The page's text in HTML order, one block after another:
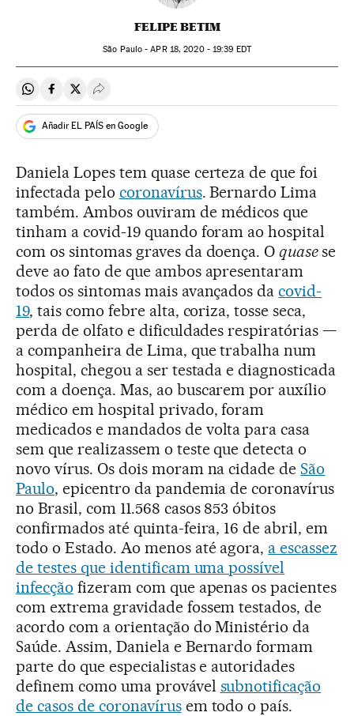
FELIPE BETIM
São Paulo -APR18, 2020 - 19:39 EDT
Compartir en Whatsapp
Compartir en Facebook
Compartir en Twitter
Desplegar Redes Sociales
Añadir EL PAÍS en Google
Daniela Lopes tem quase certeza de que foi
infectada pelo coronavírus. Bernardo Lima
também. Ambos ouviram de médicos que
tinham a covid-19 quando foram ao hospital
com os sintomas graves da doença. Oquasese
deve ao fato de que ambos apresentaram
todos os sintomas mais avançados dacovid-
19, tais como febre alta, coriza, tosse seca,
perda de olfato e dificuldades respiratórias —
a companheira de Lima, que trabalha num
hospital, chegou a ser testada e diagnosticada
com a doença. Mas, ao buscarem por auxílio
médico em hospital privado, foram
medicados e mandados de volta para casa
sem que realizassem o teste que detecta o
novo vírus. Os dois moram na cidade deSão
Paulo, epicentro da pandemia de coronavírus
no Brasil, com 11.568 casos 853 óbitos
confirmados até quinta-feira, 16 de abril, em
todo o Estado. Ao menos até agora, a escassez
de testes que identificam uma possível
infecção fizeram com que apenas os pacientes
com extrema gravidade fossem testados, de
acordo com a orientação do Ministério da
Saúde. Assim, Daniela e Bernardo formam
parte do que especialistas e autoridades
definem como uma provável subnotificação
de casos de coronavírusem todo o país.